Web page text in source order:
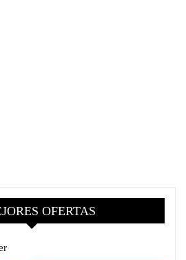
OFERTAS